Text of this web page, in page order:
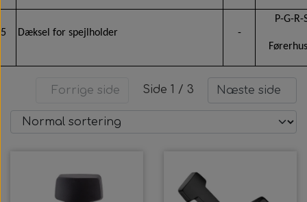
5 Dæksel for spejlholder -
P-G-
Forrige side Side 1 / 3 Næste side